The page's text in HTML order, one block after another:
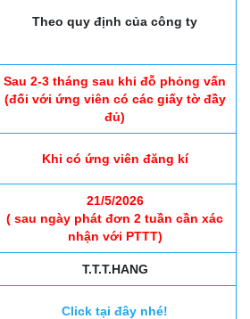
Theo quy định của công ty
Sau 2-3 tháng sau khi đỗ phỏng vấn
(đối với ứng viên có các giấy tờ đầy
đủ)
Khi có ứng viên đăng kí
21/5/2026
( sau ngày phát đơn 2 tuần cần xác
nhận với PTTT)
T.T.T.HANG
Click tại đây nhé!